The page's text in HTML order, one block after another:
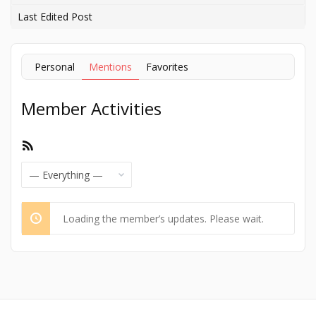
Last Edited Post
Personal Mentions Favorites
Member Activities
Loading the member’s updates. Please wait.